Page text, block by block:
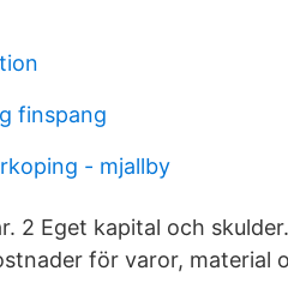
finspang
- mjallby
2 Eget kapital och
för varor, material